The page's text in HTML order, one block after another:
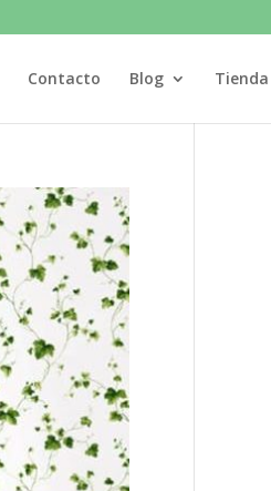
Contacto Blog Tienda